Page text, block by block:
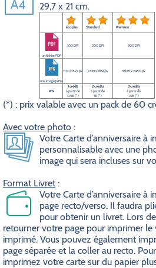
29,7 x 21 cm.
éco plus Standard Premium
un fichier PDF
100 DPI 200 DPI 300 DPI
une image JPEG
1170 x 827 px 2339 x 1654 px 3508 x 2480 px
Prix
1 crédit
à partir de
0,5€ (*)
2 crédits
à partir de
1€ (*)
3 crédits
à partir de
1,5€ (*)
(*) : prix valable avec un pack de 60
Avec votre photo :
Votre Carte d’anniversaire à
personnalisable avec une
image qui sera incluses sur
Format Livret:
Votre Carte d’anniversaire à
page recto/verso. Il faudra
pour obtenir un livret. Lors
retourner votre page pour imprimer le
imprimé. Vous pouvez également
page séparée et la coller au recto.
imprimez votre carte sur du papier